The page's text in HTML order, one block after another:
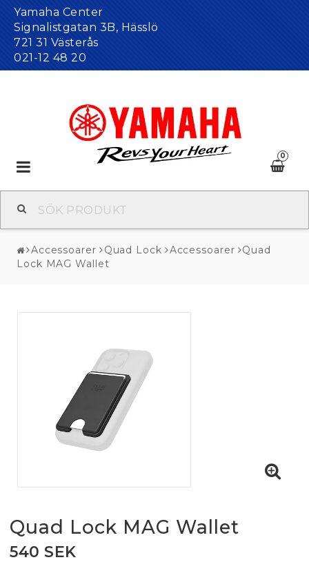
Yamaha Center
Signalistgatan 3B, Hässlö
721 31 Västerås
021-12 48 20
0
Toggle
navigation
Accessoarer Quad Lock Accessoarer
Quad
Lock MAG Wallet
Quad Lock MAG Wallet
540 SEK